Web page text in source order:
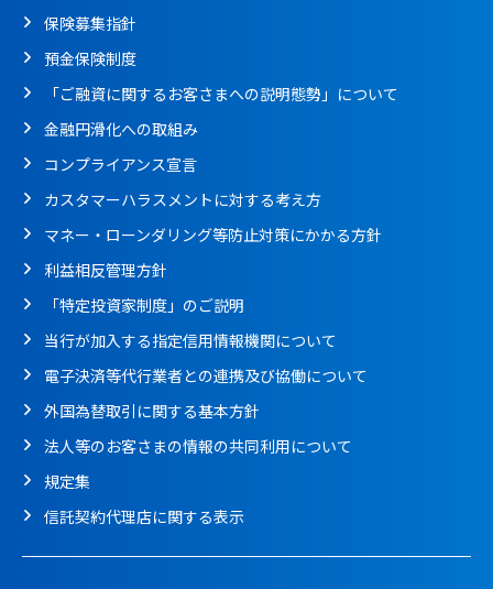
保険募集指針
預金保険制度
「ご融資に関するお客さまへの説明態勢」について
金融円滑化への取組み
コンプライアンス宣言
カスタマーハラスメントに対する考え方
マネー・ローンダリング等防止対策にかかる方針
利益相反管理方針
「特定投資家制度」のご説明
当行が加入する指定信用情報機関について
電子決済等代行業者との連携及び協働について
外国為替取引に関する基本方針
法人等のお客さまの情報の共同利用について
規定集
信託契約代理店に関する表示